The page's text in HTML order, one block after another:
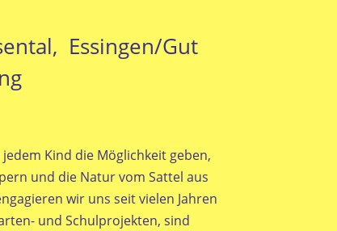
Essingen/Gut
Kind die Möglichkeit geben,
und die Natur vom Sattel aus
wir uns seit vielen Jahren
und Schulprojekten, sind